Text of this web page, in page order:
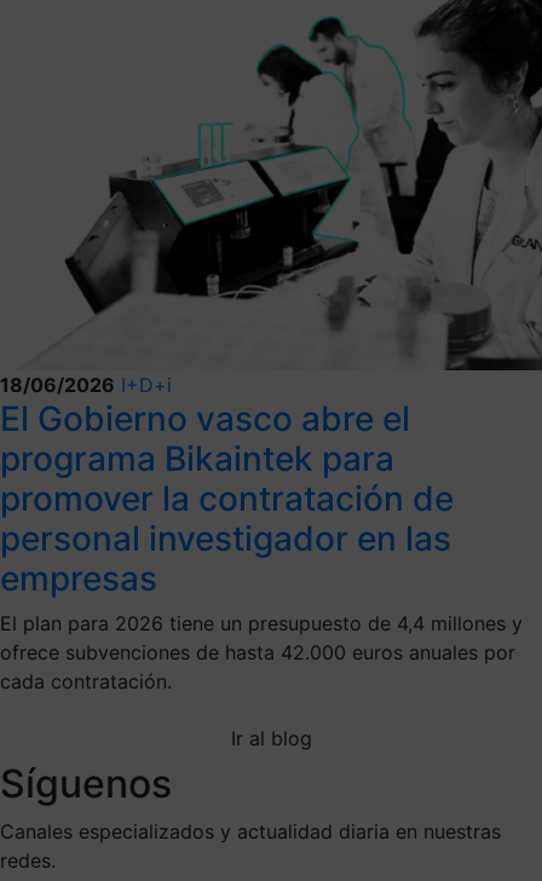
18/06/2026 I+D+i
El Gobierno vasco abre el
programa Bikaintek para
promover la contratación de
personal investigador en las
empresas
El plan para 2026 tiene un presupuesto de 4,4 millones y
ofrece subvenciones de hasta 42.000 euros anuales por
cada contratación.
Ir al blog
Síguenos
Canales especializados y actualidad diaria en nuestras
redes.